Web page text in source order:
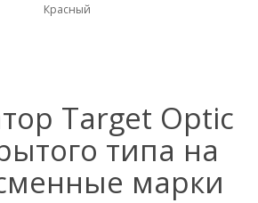
Красный
Target Optic
типа на
марки